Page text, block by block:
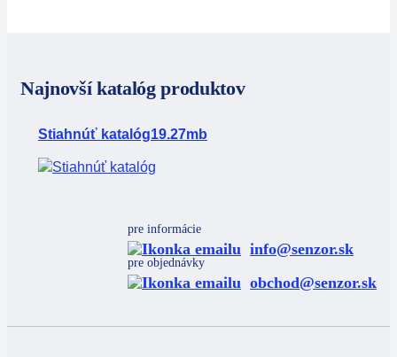
Najnovší katalóg produktov
Stiahnúť katalóg19.27mb
pre informácie
info@senzor.sk
pre objednávky
obchod@senzor.sk